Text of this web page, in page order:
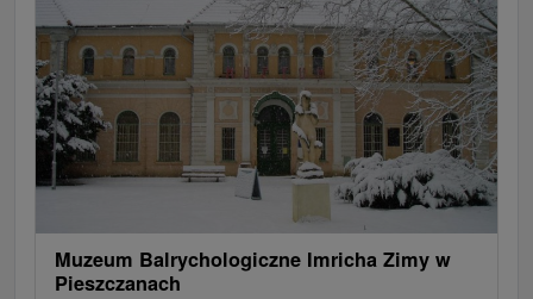
Jeziora, jeziora, zbiorniki wodne
Zabytki techniki
Pomniki
Wodospady
Kościoły drewniane Zamki, pałace, ruiny
Skanseny
Aquaparki, baseny
Źródła Teatry
Jazda konna
Túry a turistické chodníky
Chaty górskie
Miejsca sakralne
Rafting, rafting, rafting
Obiekty architektoniczne
Ośrodek narciarski
Pola golfowe
Tory gokartowe
Amfiteatry i kina w przyrodzie
Muzeum Balrychologiczne Imricha Zimy w
Pieszczanach